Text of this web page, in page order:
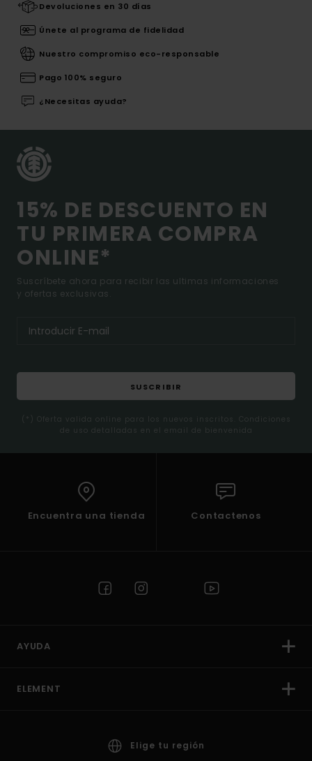
Devoluciones en 30 días
Únete al programa de fidelidad
Nuestro compromiso eco-responsable
Pago 100% seguro
¿Necesitas ayuda?
15% DE DESCUENTO EN
TU PRIMERA COMPRA
ONLINE*
Suscríbete ahora para recibir las ultimas informaciones
y ofertas exclusivas.
SUSCRIBIR
(*) Oferta valida online para los nuevos inscritos. Condiciones
de uso detalladas en el email de bienvenida
Encuentra una tienda Contactenos
AYUDA
ELEMENT
Elige tu región